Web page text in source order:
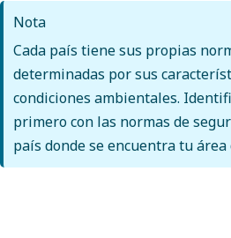
Nota
Cada país tiene sus propias
determinadas por sus
condiciones ambientales.
primero con las normas de
país donde se encuentra tu área